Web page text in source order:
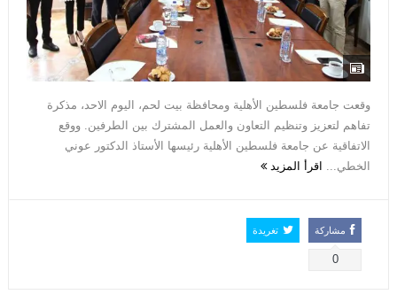
وقعت جامعة فلسطين الأهلية ومحافظة بيت لحم، اليوم الاحد، مذكرة
تفاهم لتعزيز وتنظيم التعاون والعمل المشترك بين الطرفين. ووقع
الاتفاقية عن جامعة فلسطين الأهلية رئيسها الأستاذ الدكتور عوني
الخطي... اقرأ المزيد
مشاركة
0
تغريدة